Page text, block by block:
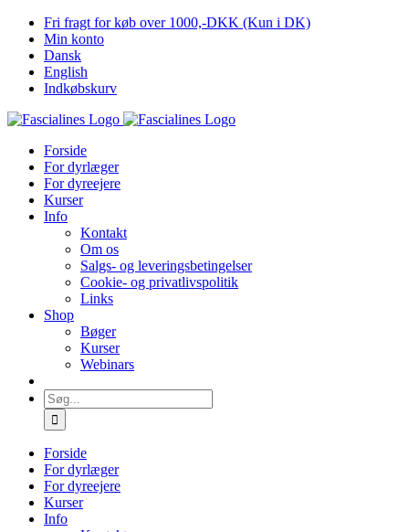
Skip
content
Fri fragt for køb over 1000,-DKK (Kun i DK)
Min konto
Dansk
English
Indkøbskurv
Forside
For dyrlæger
For dyreejere
Kurser
Info
Kontakt
Om os
Salgs- og leveringsbetingelser
Cookie- og privatlivspolitik
Links
Shop
Bøger
Kurser
Webinars
Søg
efter:
Forside
For dyrlæger
For dyreejere
Kurser
Info